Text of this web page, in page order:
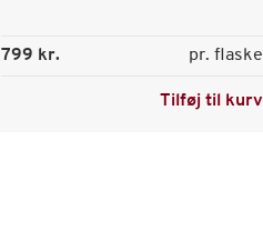
799 kr. pr. flaske
Tilføj til kurv